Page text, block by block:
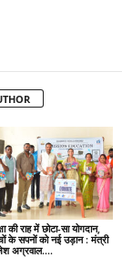
की राह में छोटा-सा योगदान,
के सपनों को नई उड़ान : मंत्री
अग्रवाल….